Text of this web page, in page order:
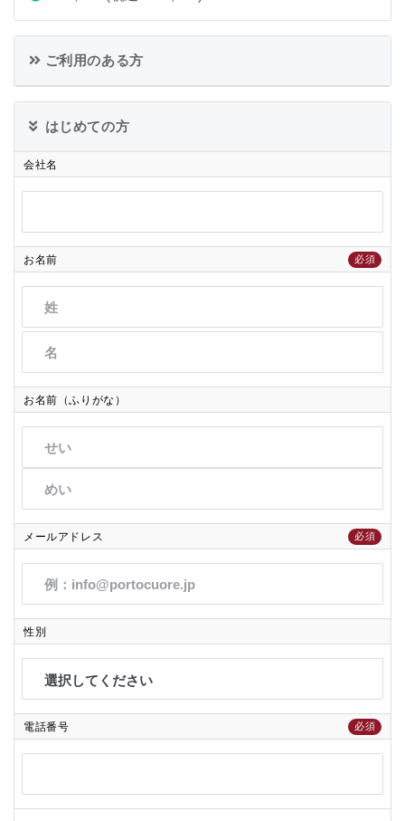
ご利用のある方
はじめての方
会社名
お名前 必須
お名前（ふりがな）
メールアドレス 必須
性別
電話番号 必須